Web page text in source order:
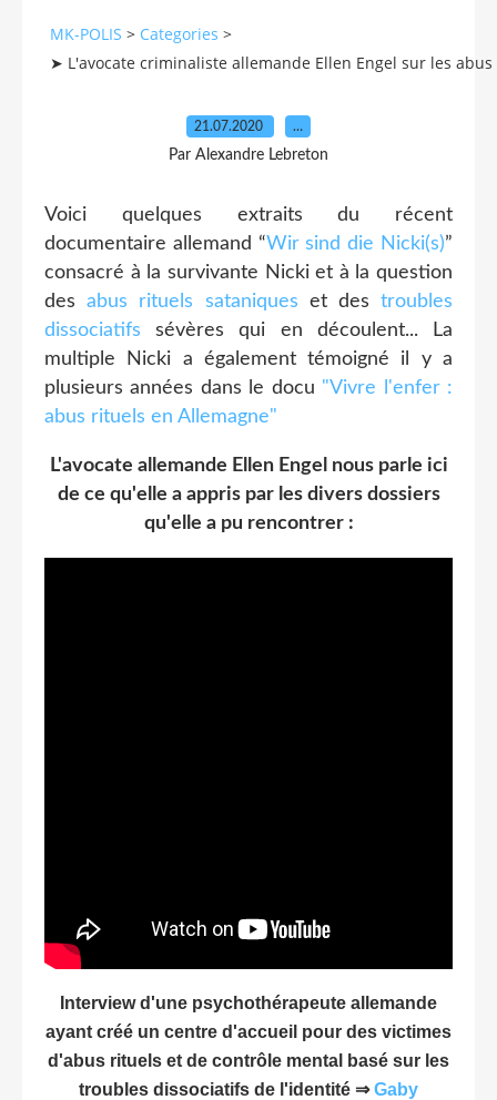
MK-POLIS > Categories >
➤ L'avocate criminaliste allemande Ellen Engel sur les
21.07.2020 …
Par Alexandre Lebreton
Voici quelques extraits du récent
documentaire allemand “Wir sind die Nicki(s)”
consacré à la survivante Nicki et à la question
desabus rituels sataniques et destroubles
dissociatifs sévères qui en découlent... La
multiple Nicki a également témoigné il y a
plusieurs années dans le docu "Vivre l'enfer :
abus rituels en Allemagne"
L'avocate allemande Ellen Engel nous parle ici
de ce qu'elle a appris par les divers dossiers
qu'elle a pu rencontrer :
Interview d'une psychothérapeute allemande
ayant créé un centre d'accueil pour des victimes
d'abus rituels et de contrôle mental basé sur les
troubles dissociatifs de l'identité ⇒Gaby